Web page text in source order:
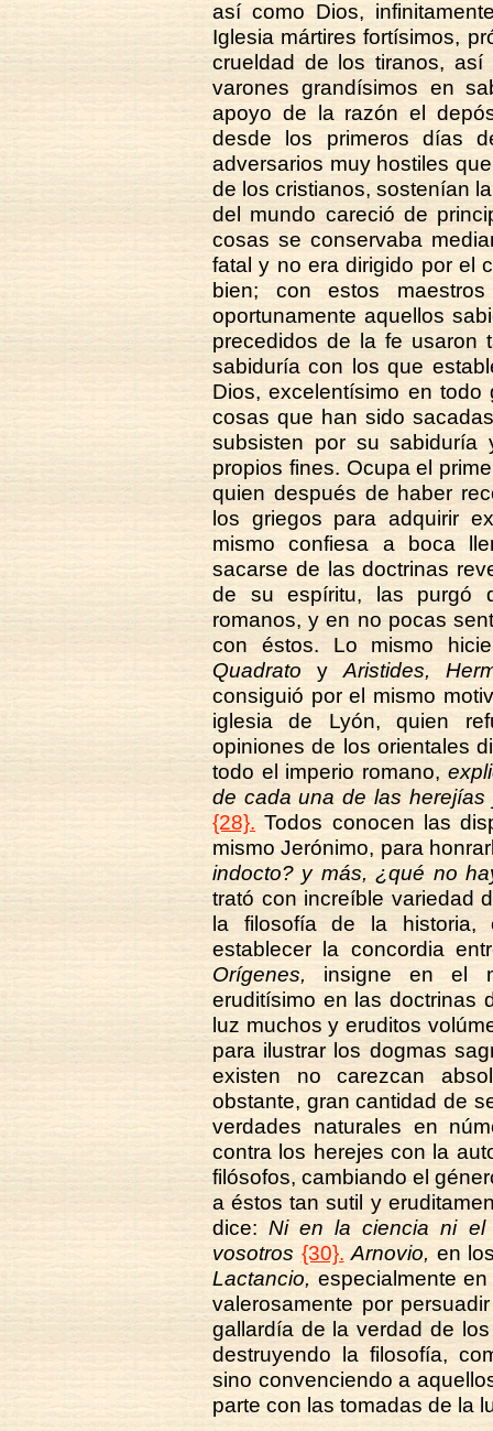
así como Dios,
Iglesia mártires fortísimos,
crueldad de los tiranos,
varones grandísimos en
apoyo de la razón el
desde los primeros días
adversarios muy hostiles
de los cristianos, sostenían
del mundo careció de
cosas se conservaba
fatal y no era dirigido por el
bien; con estos
oportunamente aquellos
precedidos de la fe usaron
sabiduría con los que
Dios, excelentísimo en
cosas que han sido
subsisten por su
propios fines. Ocupa el
quien después de haber
los griegos para adquirir
mismo confiesa a boca
sacarse de las doctrinas
de su espíritu, las purgó
romanos, y en no pocas
con éstos. Lo mismo
Quadrato yAristides,
consiguió por el mismo
iglesia de Lyón, quien
opiniones de los orientales
todo el imperio romano,
de cada una de las
{28}. Todos conocen las
mismo Jerónimo, para
indocto? y más, ¿qué no
trató con increíble variedad
la filosofía de la historia,
establecer la concordia
Orígenes, insigne en el
eruditísimo en las doctrinas
luz muchos y eruditos
para ilustrar los dogmas
existen no carezcan
obstante, gran cantidad de
verdades naturales en
contra los herejes con la
filósofos, cambiando el
a éstos tan sutil y
dice:Ni en la ciencia ni el
vosotros {30}. Arnovio, en
Lactancio, especialmente
valerosamente por
gallardía de la verdad de
destruyendo la filosofía,
sino convenciendo a
parte con las tomadas de la